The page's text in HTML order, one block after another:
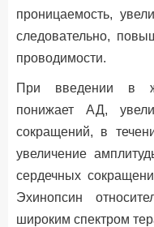
проницаемость,
следовательно,
проводимости.
При введении в
понижает АД,
сокращений, в
увеличение
сердечных
Эхинопсин
широким спектром